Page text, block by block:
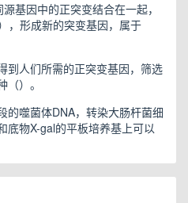
基因中的正突变结合在一起，
，形成新的突变基因，属于
到人们所需的正突变基因，筛选
）。
的噬菌体DNA，转染大肠杆菌细
底物X-gal的平板培养基上可以